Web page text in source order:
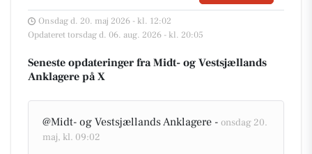
Onsdag d. 20. maj 2026 - kl. 12:02
Opdateret torsdag d. 06. aug. 2026 - kl. 20:05
Seneste opdateringer fra Midt- og Vestsjællands
Anklagere på X
@Midt- og Vestsjællands Anklagere - onsdag 20.
maj, kl. 09:02